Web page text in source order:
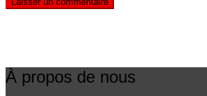
À propos de nous